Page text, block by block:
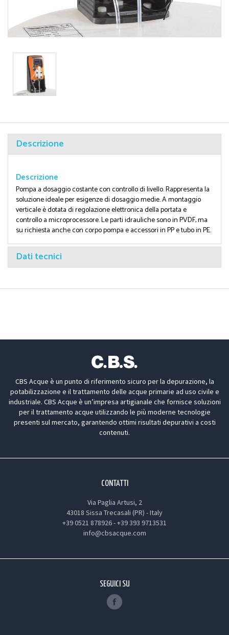
Descrizione
Descrizione
Pompa a dosaggio costante con controllo di livello. Rappresenta la
soluzione ideale per esigenze di dosaggio medie. A montaggio
verticale è dotata di regolazione elettronica della portata e
controllo a microprocessore. Le parti idrauliche sono in PVDF, ma
su richiesta anche con corpo pompa e accessori in PP e tubo in PE.
Dati tecnici
CBS Acque è un punto di riferimento sicuro per la depurazione, la
potabilizzazione e il trattamento delle acque primarie ad uso civile e
industriale. CBS Acque è un’impresa artigianale che fornisce soluzioni
per il trattamento acque utilizzando le più moderne tecnologie
presenti sul mercato, garantendo ottimi risultati depurativi a costi
contenuti.
CONTATTI
Via Paglia Artusi, 2
43018 Sissa Trecasali (PR) - Italy
+39 0521 878926-+39 393 9713531
info@cbsacque.com
SEGUICI SU